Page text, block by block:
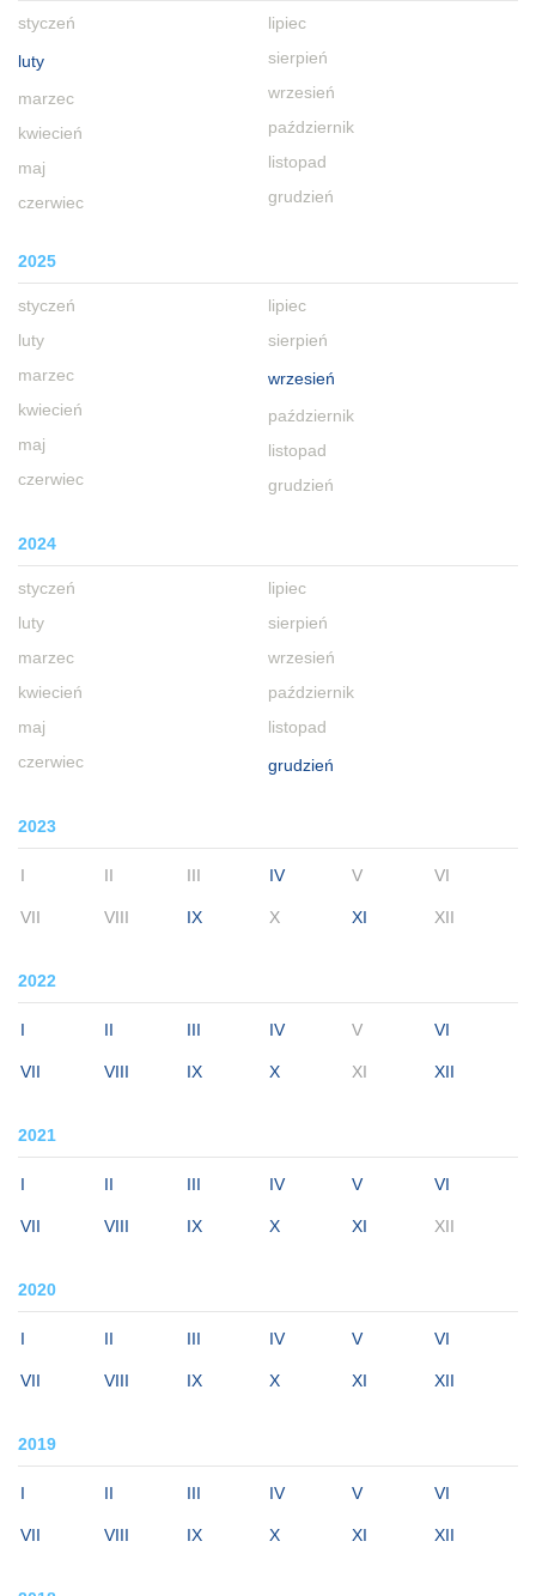
styczeń
luty
marzec
kwiecień
maj
czerwiec
lipiec
sierpień
wrzesień
październik
listopad
grudzień
2025
styczeń
luty
marzec
kwiecień
maj
czerwiec
lipiec
sierpień
wrzesień
październik
listopad
grudzień
2024
styczeń
luty
marzec
kwiecień
maj
czerwiec
lipiec
sierpień
wrzesień
październik
listopad
grudzień
2023
I II III IV V VI
VII VIII IX X XI XII
2022
I II III IV V VI
VII VIII IX X XI XII
2021
I II III IV V VI
VII VIII IX X XI XII
2020
I II III IV V VI
VII VIII IX X XI XII
2019
I II III IV V VI
VII VIII IX X XI XII